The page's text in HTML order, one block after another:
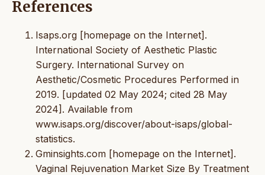
References
Isaps.org [homepage on the Internet].
International Society of Aesthetic Plastic
Surgery. International Survey on
Aesthetic/Cosmetic Procedures Performed in
2019. [updated 02 May 2024; cited 28 May
2024]. Available from
www.isaps.org/discover/about-isaps/global-
statistics.
Gminsights.com [homepage on the Internet].
Vaginal Rejuvenation Market Size By Treatment